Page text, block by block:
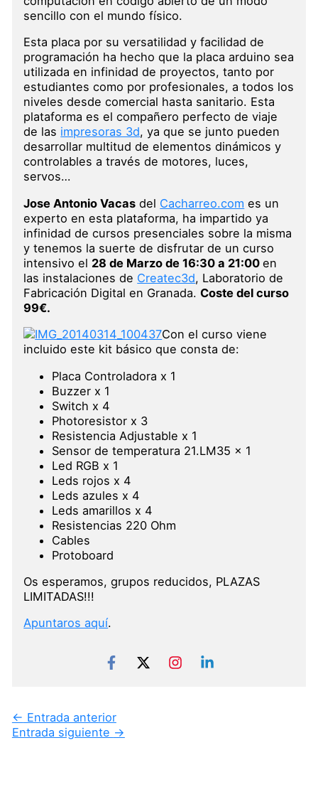
sencillo con el mundo físico.
Esta placa por su versatilidad y facilidad de
programación ha hecho que la placa arduino sea
utilizada en infinidad de proyectos, tanto por
estudiantes como por profesionales, a todos los
niveles desde comercial hasta sanitario. Esta
plataforma es el compañero perfecto de viaje
de las impresoras 3d, ya que se junto pueden
desarrollar multitud de elementos dinámicos y
controlables a través de motores, luces,
servos…
Jose Antonio Vacas del Cacharreo.com es un
experto en esta plataforma, ha impartido ya
infinidad de cursos presenciales sobre la misma
y tenemos la suerte de disfrutar de un curso
intensivo el 28 de Marzo de 16:30 a 21:00en
las instalaciones de Createc3d, Laboratorio de
Fabricación Digital en Granada.Coste del curso
99€.
Con el curso viene
incluido este kit básico que consta de:
Placa Controladora x 1
Buzzer x 1
Switch x 4
Photoresistor x 3
Resistencia Adjustable x 1
Sensor de temperatura 21.LM35 x 1
Led RGB x 1
Leds rojos x 4
Leds azules x 4
Leds amarillos x 4
Resistencias 220 Ohm
Cables
Protoboard
Os esperamos, grupos reducidos, PLAZAS
LIMITADAS!!!
Apuntaros aquí.
← Entrada anterior
Entrada siguiente →